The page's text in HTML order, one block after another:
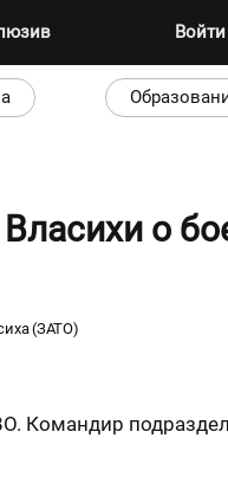
Войти
о
(ЗАТО)
Командир